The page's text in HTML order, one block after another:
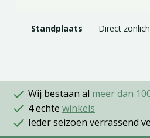
Standplaats Direct
Wij bestaan al meer dan
4 echte winkels
Ieder seizoen verrassend